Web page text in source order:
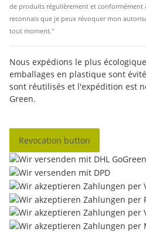
de produits régulièrement et conformément
reconnais que je peux révoquer mon
tout moment."
Nous expédions le plus
emballages en plastique sont
sont réutilisés et l'expédition est
Green.
Revocation button